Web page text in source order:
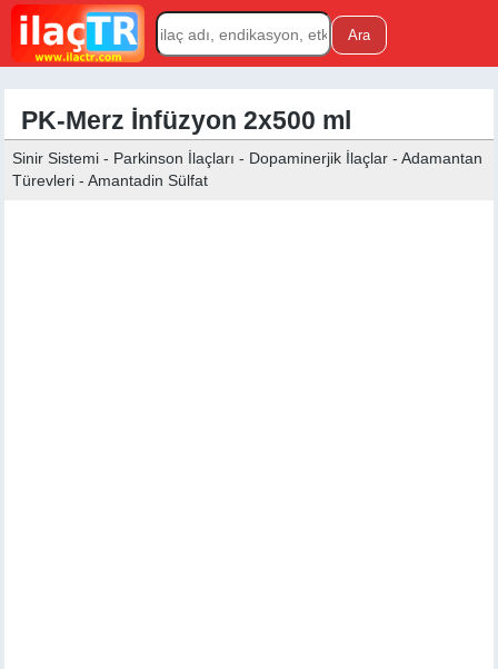
PK-Merz İnfüzyon 2x500 ml
Sinir Sistemi - Parkinson İlaçları - Dopaminerjik İlaçlar - Adamantan
Türevleri - Amantadin Sülfat